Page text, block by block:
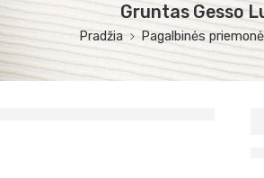
Gruntas Gesso
Pradžia Pagalbinės